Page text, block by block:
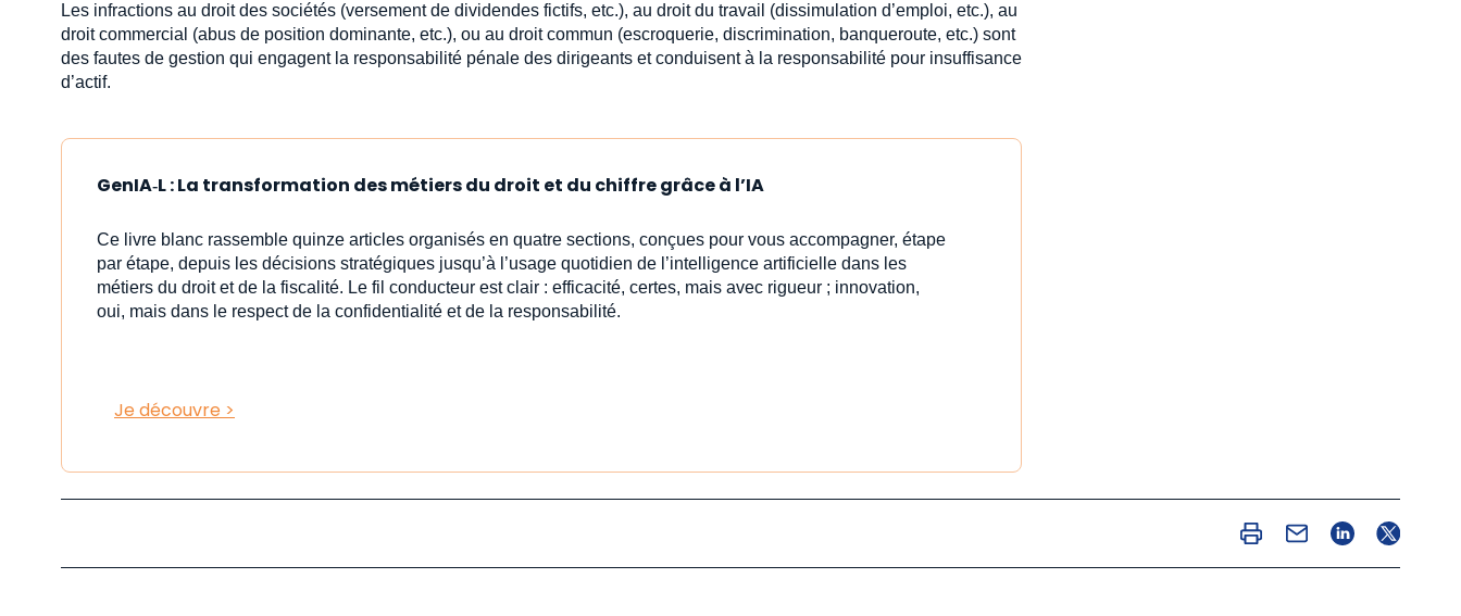
Les infractions au droit des sociétés (versement de dividendes fictifs, etc.), au droit du travail (dissimulation d’emploi, etc.), au
droit commercial (abus de position dominante, etc.), ou au droit commun (escroquerie, discrimination, banqueroute, etc.) sont
des fautes de gestion qui engagent la responsabilité pénale des dirigeants et conduisent à la responsabilité pour insuffisance
d’actif.
GenIA‑L : La transformation des métiers du droit et du chiffre grâce à l’IA
Ce livre blanc rassemble quinze articles organisés en quatre sections, conçues pour vous accompagner, étape
par étape, depuis les décisions stratégiques jusqu’à l’usage quotidien de l’intelligence artificielle dans les
métiers du droit et de la fiscalité. Le fil conducteur est clair : efficacité, certes, mais avec rigueur ; innovation,
oui, mais dans le respect de la confidentialité et de la responsabilité.
Je découvre >